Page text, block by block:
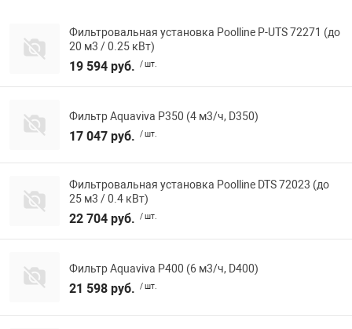
Фильтровальная установка Poolline P-UTS 72271 (до
20 м3 / 0.25 кВт)
19 594 руб. / шт.
Фильтр Aquaviva P350 (4 м3/ч, D350)
17 047 руб. / шт.
Фильтровальная установка Poolline DTS 72023 (до
25 м3 / 0.4 кВт)
22 704 руб. / шт.
Фильтр Aquaviva P400 (6 м3/ч, D400)
21 598 руб. / шт.